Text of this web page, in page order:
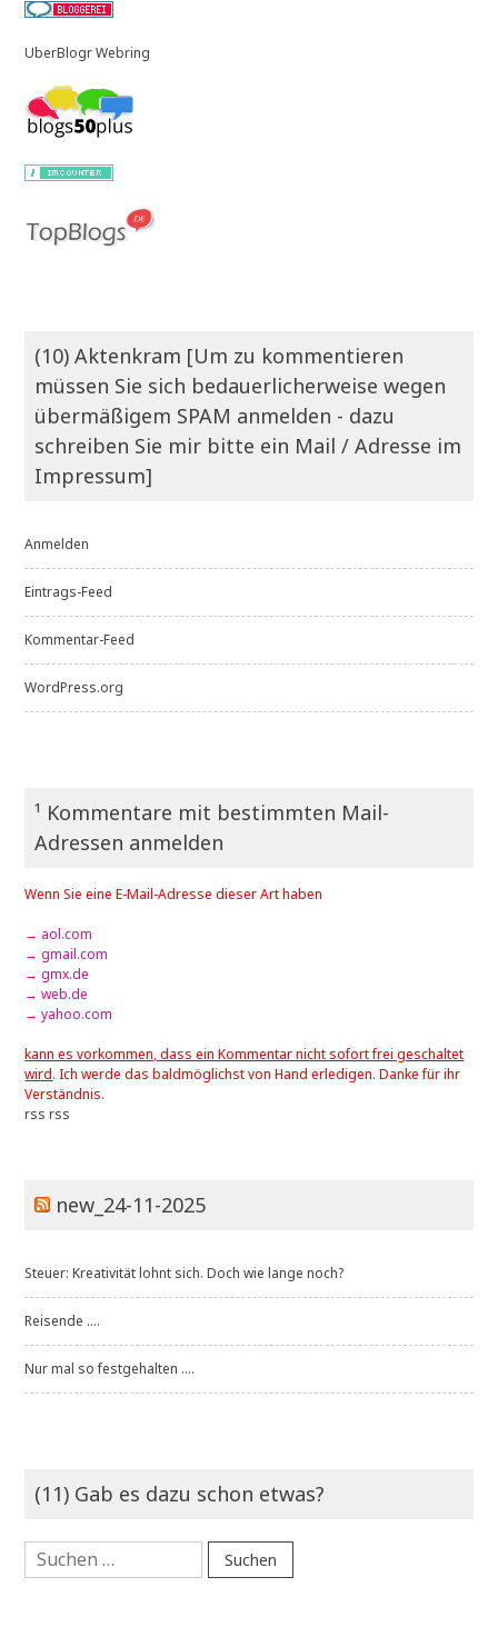
UberBlogr Webring
(10) Aktenkram [Um zu kommentieren
müssen Sie sich bedauerlicherweise wegen
übermäßigem SPAM anmelden - dazu
schreiben Sie mir bitte ein Mail / Adresse im
Impressum]
Anmelden
Eintrags-Feed
Kommentar-Feed
WordPress.org
¹ Kommentare mit bestimmten Mail-
Adressen anmelden
Wenn Sie eine E-Mail-Adresse dieser Art haben
→ aol.com
→ gmail.com
→ gmx.de
→ web.de
→ yahoo.com
kann es vorkommen, dass ein Kommentar nicht sofort frei geschaltet
wird. Ich werde das baldmöglichst von Hand erledigen. Danke für ihr
Verständnis.
rss rss
new_24-11-2025
Steuer: Kreativität lohnt sich. Doch wie lange noch?
Reisende ....
Nur mal so festgehalten ....
(11) Gab es dazu schon etwas?
Suchen
nach: